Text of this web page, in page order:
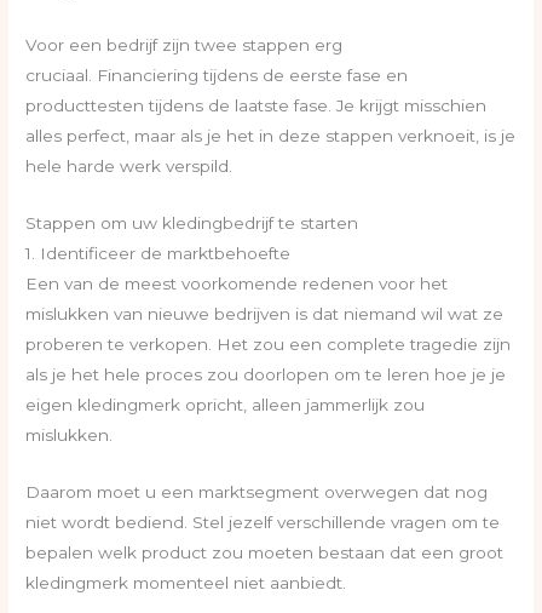
Voor een bedrijf zijn twee stappen erg
cruciaal. Financiering tijdens de eerste fase en
producttesten tijdens de laatste fase. Je krijgt misschien
alles perfect, maar als je het in deze stappen verknoeit, is je
hele harde werk verspild.
Stappen om uw kledingbedrijf te starten
1. Identificeer de marktbehoefte
Een van de meest voorkomende redenen voor het
mislukken van nieuwe bedrijven is dat niemand wil wat ze
proberen te verkopen. Het zou een complete tragedie zijn
als je het hele proces zou doorlopen om te leren hoe je je
eigen kledingmerk opricht, alleen jammerlijk zou
mislukken.
Daarom moet u een marktsegment overwegen dat nog
niet wordt bediend. Stel jezelf verschillende vragen om te
bepalen welk product zou moeten bestaan ​​dat een groot
kledingmerk momenteel niet aanbiedt.